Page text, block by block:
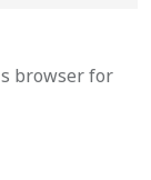
browser for